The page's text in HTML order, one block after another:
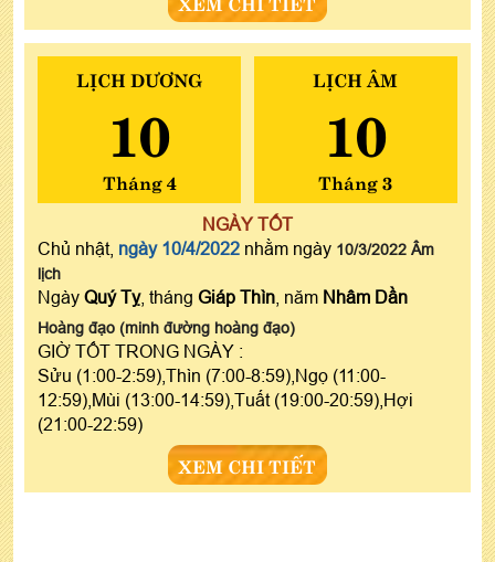
LỊCH DƯƠNG
10
Tháng 4
LỊCH ÂM
10
Tháng 3
NGÀY TỐT
Chủ nhật, ngày 10/4/2022 nhằm ngày 10/3/2022 Âm
lịch
Ngày Quý Tỵ, tháng Giáp Thìn , năm Nhâm Dần
Hoàng đạo (minh đường hoàng đạo)
GIỜ TỐT TRONG NGÀY :
Sửu (1:00-2:59),Thìn (7:00-8:59),Ngọ (11:00-
12:59),Mùi (13:00-14:59),Tuất (19:00-20:59),Hợi
(21:00-22:59)
XEM CHI TIẾT